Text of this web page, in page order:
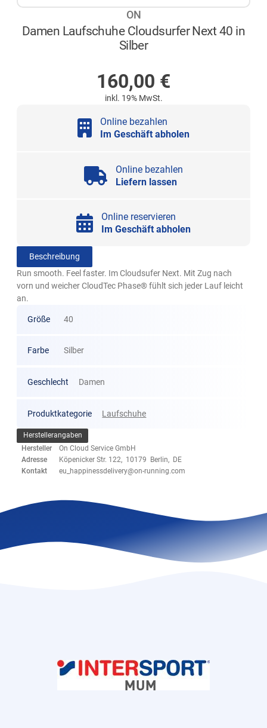
ON
Damen Laufschuhe Cloudsurfer Next 40 in
Silber
160,00 €
inkl. 19% MwSt.
Online bezahlen
Im Geschäft abholen
Online bezahlen
Liefern lassen
Online reservieren
Im Geschäft abholen
Beschreibung
Run smooth. Feel faster. Im Cloudsufer Next. Mit Zug nach
vorn und weicher CloudTec Phase® fühlt sich jeder Lauf leicht
an.
Größe 40
Farbe Silber
Geschlecht Damen
Produktkategorie Laufschuhe
Herstellerangaben
Hersteller
On Cloud Service GmbH
Adresse
Köpenicker Str. 122, 10179 Berlin, DE
Kontakt
eu_happinessdelivery@on-running.com